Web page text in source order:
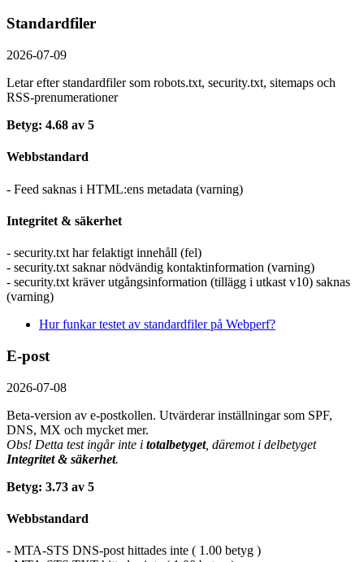
Standardfiler
2026-07-09
Letar efter standardfiler som robots.txt, security.txt, sitemaps och
RSS-prenumerationer
Betyg: 4.68 av 5
Webbstandard
- Feed saknas i HTML:ens metadata (varning)
Integritet & säkerhet
- security.txt har felaktigt innehåll (fel)
- security.txt saknar nödvändig kontaktinformation (varning)
- security.txt kräver utgångsinformation (tillägg i utkast v10) saknas
(varning)
Hur funkar testet av standardfiler på Webperf?
E-post
2026-07-08
Beta-version av e-postkollen. Utvärderar inställningar som SPF,
DNS, MX och mycket mer.
Obs! Detta test ingår inte i totalbetyget, däremot i delbetyget
Integritet & säkerhet.
Betyg: 3.73 av 5
Webbstandard
- MTA-STS DNS-post hittades inte ( 1.00 betyg )